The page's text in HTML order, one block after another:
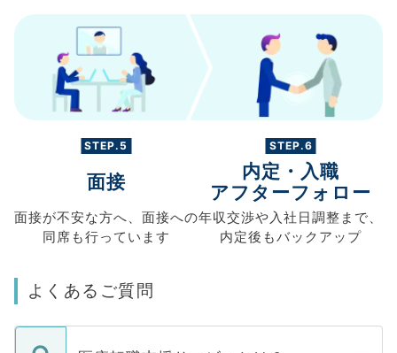
STEP.5
面接
面接が不安な方へ、 面接への
同席も行っています
STEP.6
内定・入職
アフターフォロー
年収交渉や入社日調整まで、
内定後もバックアップ
よくあるご質問